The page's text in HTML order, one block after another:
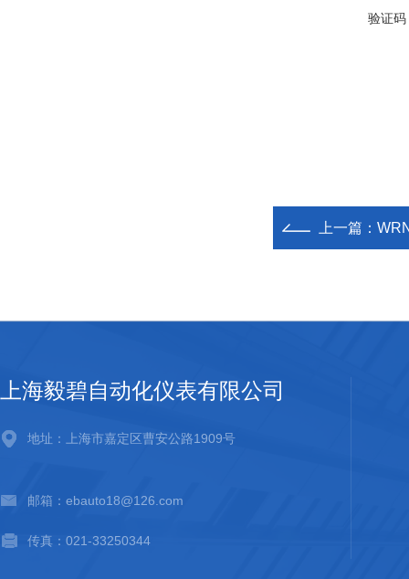
验证码
上一篇：
上海毅碧自动化仪表有限公司
地址：上海市嘉定区曹安公路1909号
邮箱：ebauto18@126.com
传真：021-33250344